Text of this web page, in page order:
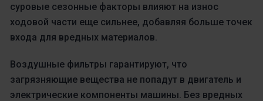
суровые сезонные факторы влияют на износ
ходовой части еще сильнее, добавляя больше точек
входа для вредных материалов.
Воздушные фильтры гарантируют, что
загрязняющие вещества не попадут в двигатель и
электрические компоненты машины. Без вредных